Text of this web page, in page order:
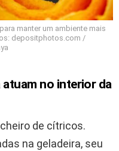
manter um ambiente mais
depositphotos.com /
atuam no interior da
de cítricos.
na geladeira, seu